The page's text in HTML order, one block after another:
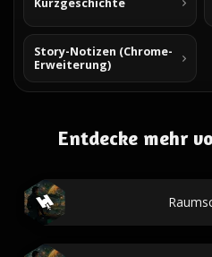
Story-Notizen (Chrome-
Erweiterung)
Entdecke mehr